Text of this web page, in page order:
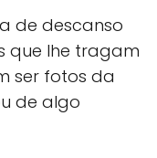
de descanso
que lhe tragam
ser fotos da
de algo